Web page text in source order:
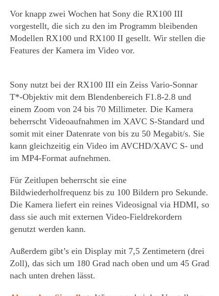
Vor knapp zwei Wochen hat Sony die RX100 III
vorgestellt, die sich zu den im Programm bleibenden
Modellen RX100 und RX100 II gesellt. Wir stellen die
Features der Kamera im Video vor.
Sony nutzt bei der RX100 III ein Zeiss Vario-Sonnar
T*-Objektiv mit dem Blendenbereich F1.8-2.8 und
einem Zoom von 24 bis 70 Millimeter. Die Kamera
beherrscht Videoaufnahmen im XAVC S-Standard und
somit mit einer Datenrate von bis zu 50 Megabit/s. Sie
kann gleichzeitig ein Video im AVCHD/XAVC S- und
im MP4-Format aufnehmen.
Für Zeitlupen beherrscht sie eine
Bildwiederholfrequenz bis zu 100 Bildern pro Sekunde.
Die Kamera liefert ein reines Videosignal via HDMI, so
dass sie auch mit externen Video-Fieldrekordern
genutzt werden kann.
Außerdem gibt’s ein Display mit 7,5 Zentimetern (drei
Zoll), das sich um 180 Grad nach oben und um 45 Grad
nach unten drehen lässt.